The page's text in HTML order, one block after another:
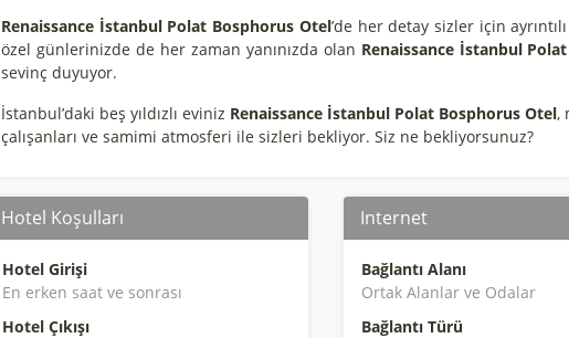
Renaissance İstanbul Polat Bosphorus Otel’de her detay sizler için
özel günlerinizde de her zaman yanınızda olan Renaissance İstanbul
sevinç duyuyor.
İstanbul’daki beş yıldızlı eviniz Renaissance İstanbul Polat Bosphorus Otel,
çalışanları ve samimi atmosferi ile sizleri bekliyor. Siz ne bekliyorsunuz?
Hotel Koşulları
Hotel Girişi
En erken saat ve sonrası
Hotel Çıkışı
Internet
Bağlantı Alanı
Ortak Alanlar ve Odalar
Bağlantı Türü